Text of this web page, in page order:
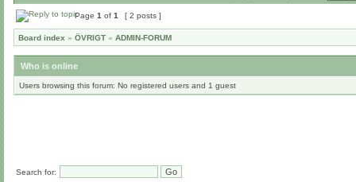
Page 1 of 1 [ 2 posts ]
Board index » ÖVRIGT » ADMIN-FORUM
Who is online
Users browsing this forum: No registered users and 1 guest
Search for: